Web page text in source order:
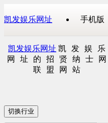
凯发娱乐网址 手机版
凯发娱乐网址 凯发娱乐
网址的招贤纳士网
联盟网站
切换行业